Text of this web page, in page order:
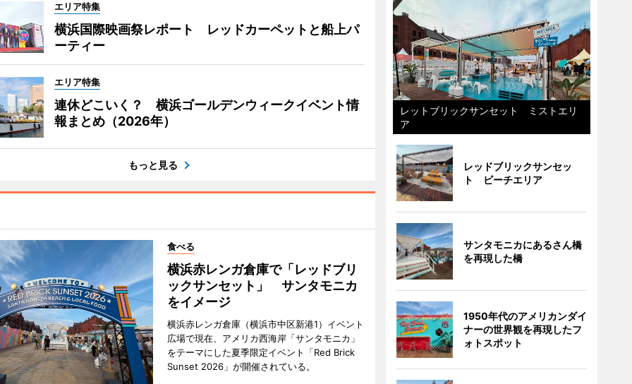
エリア特集
横浜国際映画祭レポート レッドカーペットと船上パ
ーティー
エリア特集
連休どこいく？ 横浜ゴールデンウィークイベント情
報まとめ（2026年）
もっと見る
食べる
横浜赤レンガ倉庫で「レッドブリ
ックサンセット」 サンタモニカ
をイメージ
横浜赤レンガ倉庫（横浜市中区新港1）イベント
広場で現在、アメリカ西海岸「サンタモニカ」
をテーマにした夏季限定イベント「Red Brick
Sunset 2026」が開催されている。
レットブリックサンセット ミストエリ
ア
レッドブリックサンセッ
ト ビーチエリア
サンタモニカにあるさん橋
を再現した橋
1950年代のアメリカンダイ
ナーの世界観を再現したフ
ォトスポット